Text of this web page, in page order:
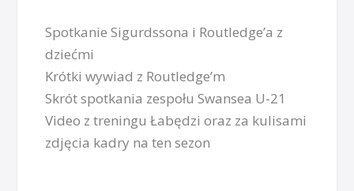
Spotkanie Sigurdssona i Routledge’a z
dziećmi
Krótki wywiad z Routledge’m
Skrót spotkania zespołu Swansea U-21
Video z treningu Łabędzi oraz za kulisami
zdjęcia kadry na ten sezon